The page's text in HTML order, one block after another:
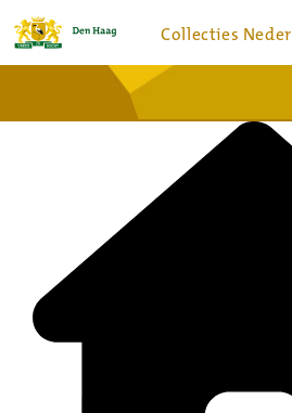
Collecties
Bronnen en collecties